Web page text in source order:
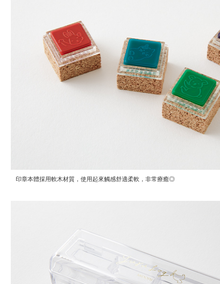
印章本體採用軟木材質，使用起來觸感舒適柔軟，非常療癒◎